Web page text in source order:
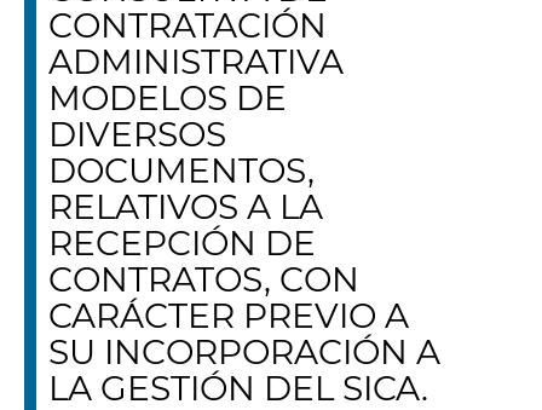
CONTRATACIÓN
ADMINISTRATIVA
MODELOS DE
DIVERSOS
DOCUMENTOS,
RELATIVOS A LA
RECEPCIÓN DE
CONTRATOS, CON
CARÁCTER PREVIO A
SU INCORPORACIÓN A
LA GESTIÓN DEL SICA.